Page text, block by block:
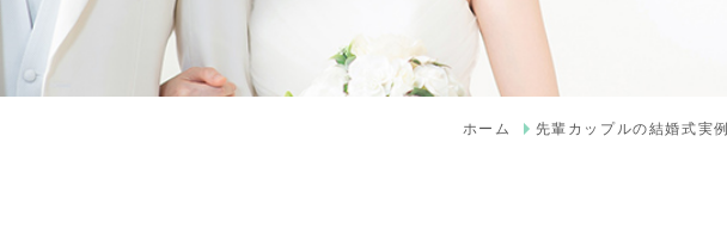
ホーム 先輩カップルの結婚式実例